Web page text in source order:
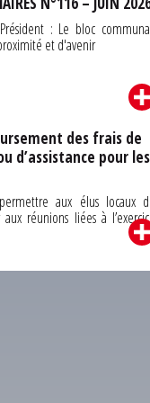
: Le bloc
et d'avenir
des frais de
d’assistance pour les
aux élus locaux
réunions liées à